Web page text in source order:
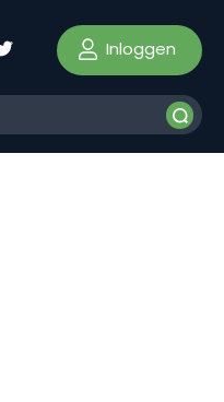
Inloggen